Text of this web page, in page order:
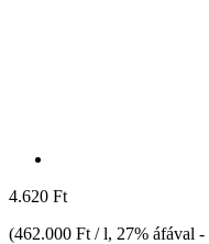
4.620 Ft
(462.000 Ft / l, 27% áfával -